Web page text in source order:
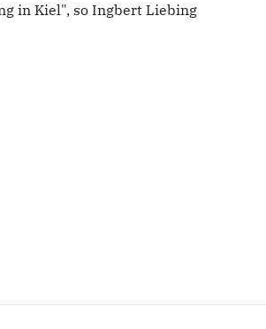
in Kiel", so Ingbert Liebing